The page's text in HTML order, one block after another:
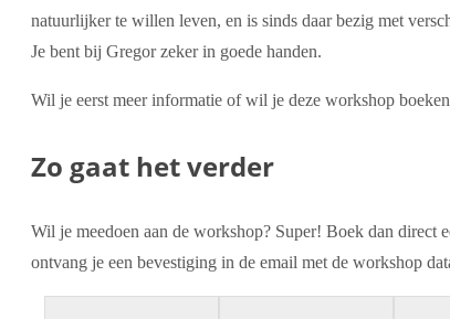
natuurlijker te willen leven, en is sinds daar bezig met
Je bent bij Gregor zeker in goede handen.
Wil je eerst meer informatie of wil je deze workshop
Zo gaat het verder
Wil je meedoen aan de workshop? Super! Boek dan direct
ontvang je een bevestiging in de email met de workshop